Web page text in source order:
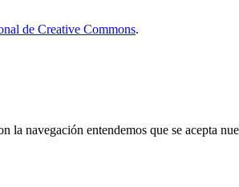
de Creative Commons.
navegación entendemos que se acepta